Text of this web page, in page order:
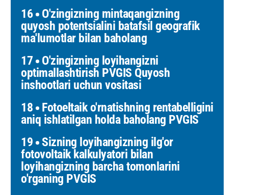
16 O'zingizning mintaqangizning
quyosh potentsialini batafsil geografik
ma'lumotlar bilan baholang
17 O'zingizning loyihangizni
optimallashtirish PVGIS Quyosh
inshootlari uchun vositasi
18 Fotoeltaik o'rnatishning rentabelligini
aniq ishlatilgan holda baholang PVGIS
19 Sizning loyihangizning ilg'or
fotovoltaik kalkulyatori bilan
loyihangizning barcha tomonlarini
o'rganing PVGIS